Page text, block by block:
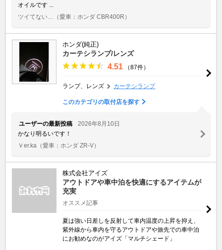
オイルです ...
ツイてない…
（愛車：ホンダ CBR400R）
ホンダ(純正)
カーテシランプ/レンズ
4.51 （87件）
ランプ、レンズ カーテシランプ
このカテゴリの取付店を探す
ユーザーの最新投稿
2026年8月10日
かなり明るいです！
Ｖer.ka （愛車：ホンダ ZR-V）
株式会社アイズ
アウトドアや車中泊を快適にするアイテムが
充実
オススメ記事
夏は強い日差しを反射して車内温度の上昇を抑え、
紫外線から車内を守るアウトドアや旅先での車中泊
にお勧めなのがアイズ「マルチシェード」